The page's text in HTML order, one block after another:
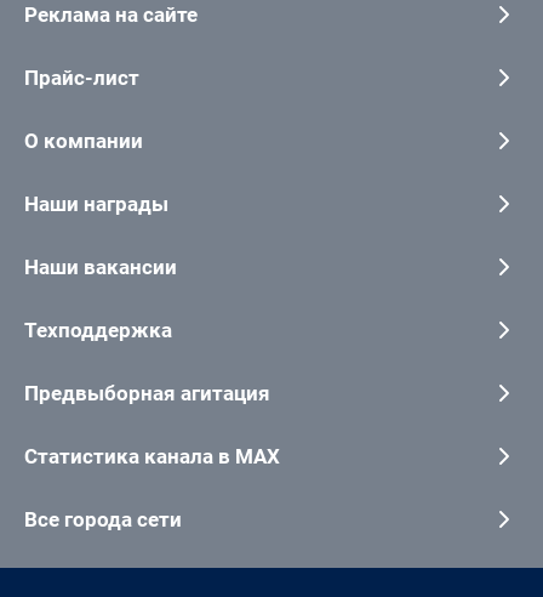
Реклама на сайте
Прайс-лист
О компании
Наши награды
Наши вакансии
Техподдержка
Предвыборная агитация
Статистика канала в MAX
Все города сети